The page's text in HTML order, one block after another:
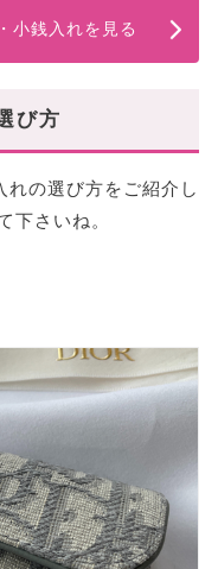
小銭入れを見る
び方
れの選び方をご紹介し
下さいね。